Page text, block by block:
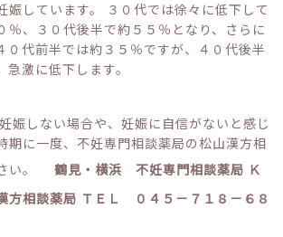
娠しています。 ３０代では徐々に低下して
％、３０代後半で約５５％となり、さらに
０代前半では約３５％ですが、４０代後半
急激に低下します。
娠しない場合や、妊娠に自信がないと感じ
期に一度、不妊専門相談薬局の松山漢方相
い。 鶴見・横浜 不妊専門相談薬局 Ｋ
方相談薬局 ＴＥＬ ０４５－７１８－６８